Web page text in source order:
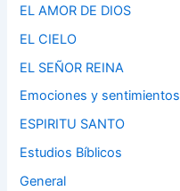
EL AMOR DE DIOS
EL CIELO
EL SEÑOR REINA
Emociones y sentimientos
ESPIRITU SANTO
Estudios Bíblicos
General